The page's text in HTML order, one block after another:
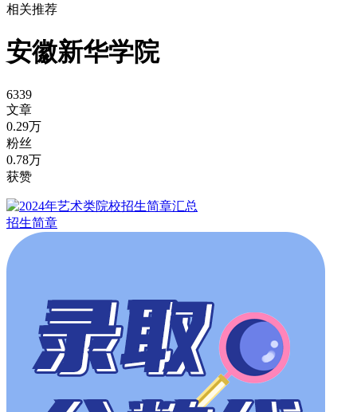
相关推荐
安徽新华学院
6339
文章
0.29万
粉丝
0.78万
获赞
招生简章